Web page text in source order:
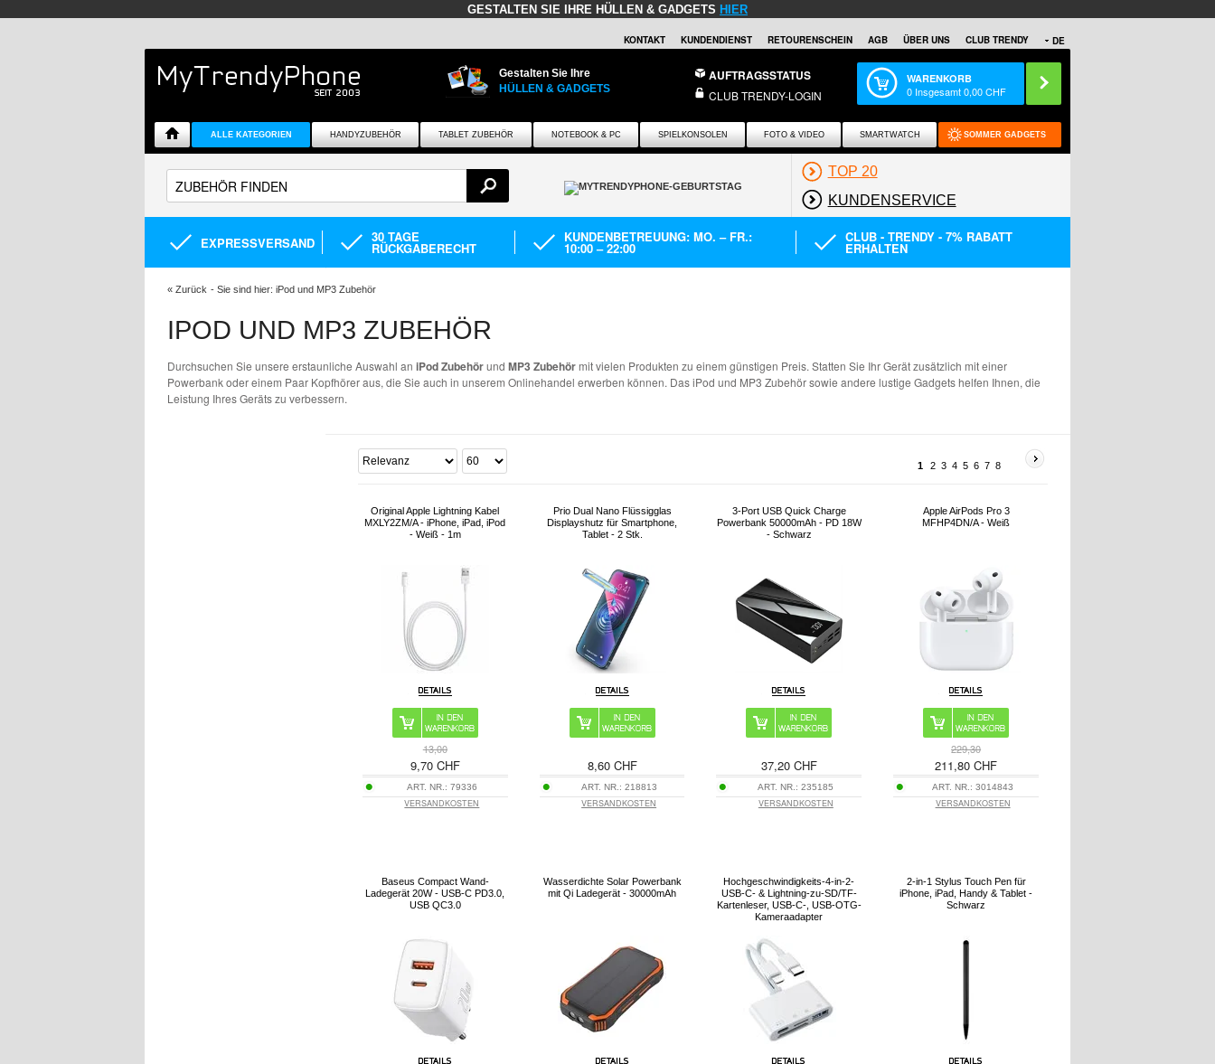
GESTALTEN SIE IHRE HÜLLEN & GADGETS HIER
DE
KONTAKT KUNDENDIENST RETOURENSCHEIN AGB ÜBER UNS CLUB TRENDY
Gestalten Sie Ihre
HÜLLEN & GADGETS
AUFTRAGSSTATUS
CLUB TRENDY-LOGIN
WARENKORB
0 Insgesamt0,00CHF
ALLE KATEGORIEN HANDYZUBEHÖR TABLET ZUBEHÖR NOTEBOOK & PC SPIELKONSOLEN FOTO & VIDEO SMARTWATCH SOMMER GADGETS
TOP 20
KUNDENSERVICE
EXPRESSVERSAND 30 TAGE
RÜCKGABERECHT
KUNDENBETREUUNG: MO. – FR.:
10:00 – 22:00
CLUB - TRENDY - 7% RABATT
ERHALTEN
« Zurück - Sie sind hier: iPod und MP3 Zubehör
IPOD UND MP3 ZUBEHÖR
Durchsuchen Sie unsere erstaunliche Auswahl an iPod Zubehörund MP3 Zubehör mit vielen Produkten zu einem günstigen Preis. Statten Sie Ihr Gerät zusätzlich mit einer
Powerbank oder einem Paar Kopfhörer aus, die Sie auch in unserem Onlinehandel erwerben können. Das iPod und MP3 Zubehör sowie andere lustige Gadgets helfen Ihnen, die
Leistung Ihres Geräts zu verbessern.
1 2 3 4 5 6 7 8
Original Apple Lightning Kabel
MXLY2ZM/A - iPhone, iPad, iPod
- Weiß - 1m
13,00
9,70 CHF
ART. NR.: 79336
VERSANDKOSTEN
Prio Dual Nano Flüssigglas
Displayshutz für Smartphone,
Tablet - 2 Stk.
8,60 CHF
ART. NR.: 218813
VERSANDKOSTEN
3-Port USB Quick Charge
Powerbank 50000mAh - PD 18W
- Schwarz
37,20 CHF
ART. NR.:235185
VERSANDKOSTEN
Apple AirPods Pro 3
MFHP4DN/A - Weiß
229,30
211,80 CHF
ART. NR.:3014843
VERSANDKOSTEN
Baseus Compact Wand-
Ladegerät 20W - USB-C PD3.0,
USB QC3.0
Wasserdichte Solar Powerbank
mit Qi Ladegerät - 30000mAh
Hochgeschwindigkeits-4-in-2-
USB-C- & Lightning-zu-SD/TF-
Kartenleser, USB-C-, USB-OTG-
Kameraadapter
2-in-1 Stylus Touch Pen für
iPhone, iPad, Handy & Tablet -
Schwarz